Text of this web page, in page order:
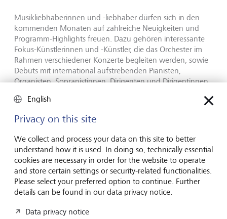
Musikliebhaberinnen und -liebhaber dürfen sich in den
kommenden Monaten auf zahlreiche Neuigkeiten und
Programm-Highlights freuen. Dazu gehören interessante
Fokus-Künstlerinnen und -Künstler, die das Orchester im
Rahmen verschiedener Konzerte begleiten werden, sowie
Debüts mit international aufstrebenden Pianisten,
Organisten, Sopranistinnen, Dirigenten und Dirigentinnen.
Orchester seine Musik erneut auch in die Welt
hinaustragen – geplant sind unter anderem Auftritte an
den Proms in London, am Beethoven-Fest in Bonn und
beim Dvorák Festival in Prag sowie Reisen nach Südkorea
und Japan.
Sowohl Music Director Paavo Järvi als auch Ilona Schmiel,
Intendantin der Tonhalle-Gesellschaft Zürich, haben ihre
Verträge bis 2029 verlängert. "Ein hervorragendes Team,
um das volle Potenzial des Orchesters auszuloten", ist
Martin Vollenwyder, Verwaltungsrats-Präsident der
English
Privacy on this site
We collect and process your data on this site to better
understand how it is used. In doing so, technically essential
cookies are necessary in order for the website to operate
and store certain settings or security-related functionalities.
Please select your preferred option to continue. Further
details can be found in our data privacy notice.
Data privacy notice